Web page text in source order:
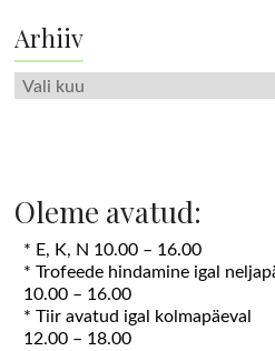
Arhiiv
Arhiiv
Oleme avatud:
* E, K, N 10.00 – 16.00
* Trofeede hindamine igal
10.00 – 16.00
* Tiir avatud igal kolmapäeval
12.00 – 18.00